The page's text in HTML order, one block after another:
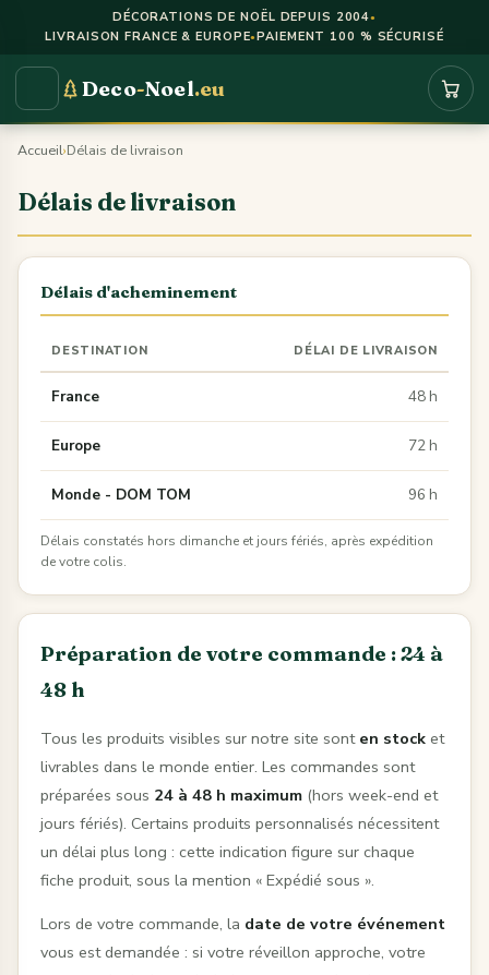
DÉCORATIONS DE NOËL DEPUIS 2004●
LIVRAISON FRANCE & EUROPE● PAIEMENT 100 % SÉCURISÉ
Deco-Noel.eu
Accueil›Délais de livraison
Délais de livraison
Délais d'acheminement
DESTINATION DÉLAI DE LIVRAISON
France 48 h
Europe 72 h
Monde - DOM TOM 96 h
Délais constatés hors dimanche et jours fériés, après expédition
de votre colis.
Préparation de votre commande : 24 à
48 h
Tous les produits visibles sur notre site sont en stock et
livrables dans le monde entier. Les commandes sont
préparées sous 24 à 48 h maximum (hors week-end et
jours fériés). Certains produits personnalisés nécessitent
un délai plus long : cette indication figure sur chaque
fiche produit, sous la mention « Expédié sous ».
Lors de votre commande, la date de votre événement
vous est demandée : si votre réveillon approche, votre
Panneau de gestion des cookies